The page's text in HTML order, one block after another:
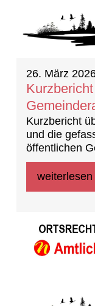
26. März
Kurzbericht
und die
öffentlichen
23.03.2026
weiterlesen